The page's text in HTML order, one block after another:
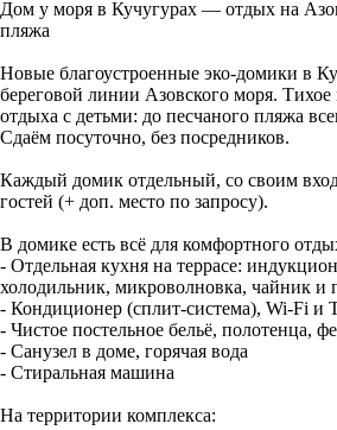
Дом у моря в Кучугурах — отдых на
пляжа
Новые благоустроенные эко-домики в
береговой линии Азовского моря. Тихое
отдыха с детьми: до песчаного пляжа
Сдаём посуточно, без посредников.
Каждый домик отдельный, со своим
гостей (+ доп. место по запросу).
В домике есть всё для комфортного
- Отдельная кухня на террасе:
холодильник, микроволновка, чайник и
- Кондиционер (сплит-система), Wi-Fi и
- Чистое постельное бельё, полотенца,
- Санузел в доме, горячая вода
- Стиральная машина
На территории комплекса: